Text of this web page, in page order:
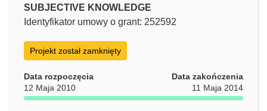
SUBJECTIVE KNOWLEDGE
Identyfikator umowy o grant: 252592
Projekt został zamknięty
Data rozpoczęcia
12 Maja 2010
Data zakończenia
11 Maja 2014